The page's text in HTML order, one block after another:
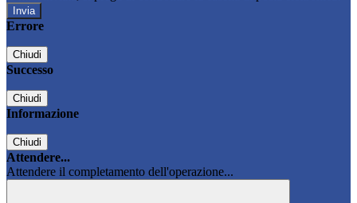
Errore
Chiudi
Successo
Chiudi
Informazione
Chiudi
Attendere...
Attendere il completamento dell'operazione...